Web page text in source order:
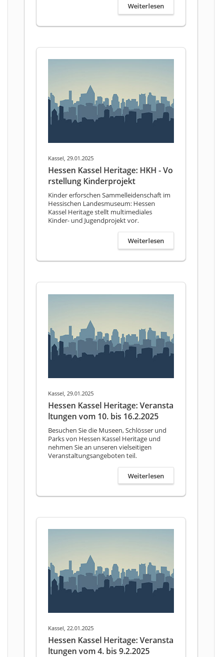
Weiterlesen
Kassel, 29.01.2025
Hessen Kassel Heritage: HKH - Vo
rstellung Kinderprojekt
Kinder erforschen Sammelleidenschaft im
Hessischen Landesmuseum: Hessen
Kassel Heritage stellt multimediales
Kinder- und Jugendprojekt vor.
Weiterlesen
Kassel, 29.01.2025
Hessen Kassel Heritage: Veransta
ltungen vom 10. bis 16.2.2025
Besuchen Sie die Museen, Schlösser und
Parks von Hessen Kassel Heritage und
nehmen Sie an unseren vielseitigen
Veranstaltungsangeboten teil.
Weiterlesen
Kassel, 22.01.2025
Hessen Kassel Heritage: Veransta
ltungen vom 4. bis 9.2.2025